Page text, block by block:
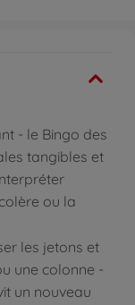
- le Bingo des
tangibles et
ou la
les jetons et
une colonne -
un nouveau